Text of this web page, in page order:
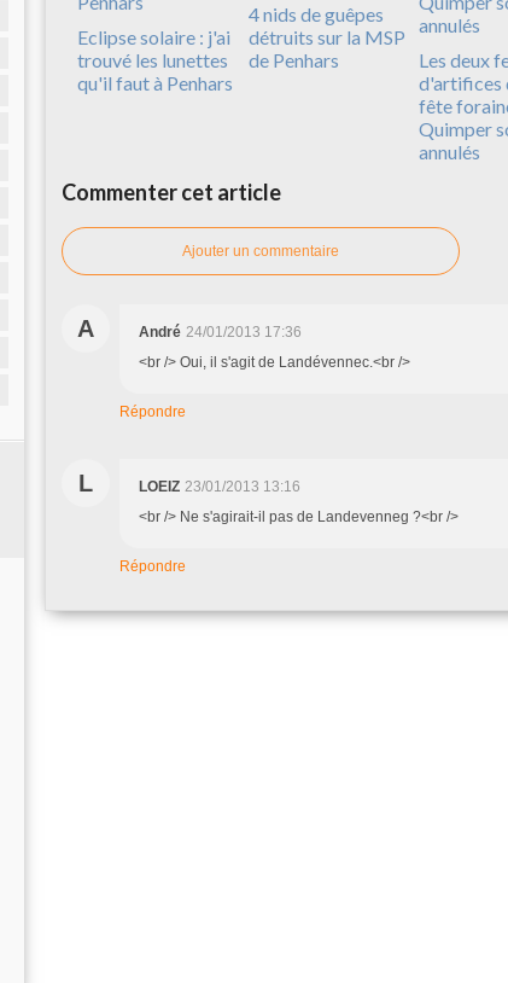
Eclipse solaire : j'ai
trouvé les lunettes
qu'il faut à Penhars
4 nids de guêpes
détruits sur la MSP
de Penhars
Les deux
d'artifices
fête
Quimper
annulés
Commenter cet article
Ajouter un commentaire
A André 24/01/2013 17:36
<br /> Oui, il s'agit de Landévennec.<br />
Répondre
L LOEIZ 23/01/2013 13:16
<br /> Ne s'agirait-il pas de Landevenneg ?<br />
Répondre